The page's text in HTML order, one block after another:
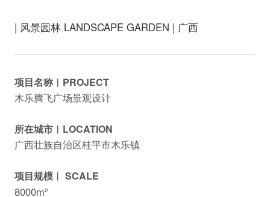
| 风景园林 LANDSCAPE GARDEN | 广西
项目名称︱PROJECT
木乐腾飞广场景观设计
所在城市︱LOCATION
广西壮族自治区桂平市木乐镇
项目规模︱ SCALE
8000m²